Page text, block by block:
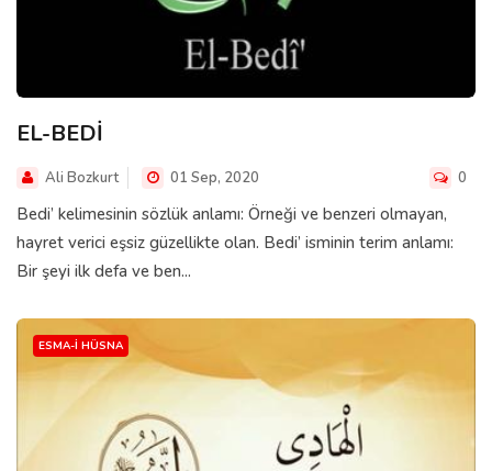
EL-BEDİ
Ali Bozkurt 01 Sep, 2020 0
Bedi’ kelimesinin sözlük anlamı: Örneği ve benzeri olmayan,
hayret verici eşsiz güzellikte olan. Bedi’ isminin terim anlamı:
Bir şeyi ilk defa ve ben...
ESMA-I HÜSNA